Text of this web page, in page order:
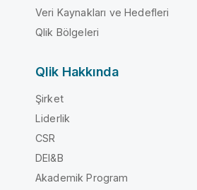
Veri Kaynakları ve Hedefleri
Qlik Bölgeleri
Qlik Hakkında
Şirket
Liderlik
CSR
DEI&B
Akademik Program